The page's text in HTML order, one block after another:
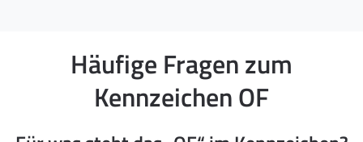
Häufige Fragen zum
Kennzeichen OF